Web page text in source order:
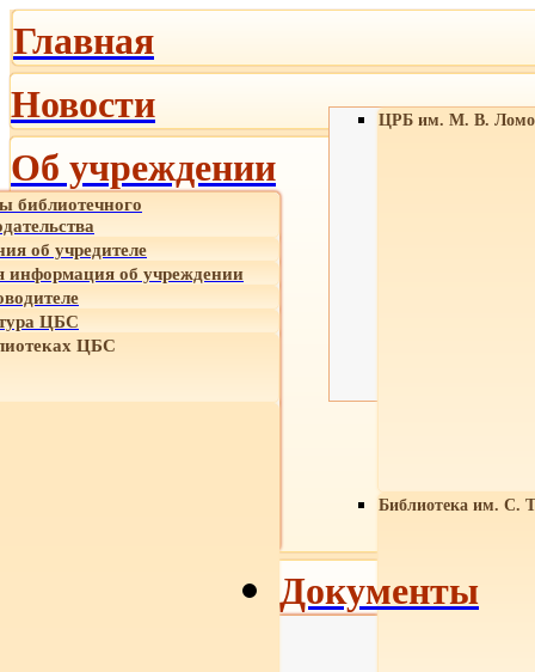
Главная
Новости
Об учреждении
библиотечного
об учредителе
об учреждении
ЦБС
ЦБС
ЦРБ им. М. В.
Библиотека им. С.
Документы